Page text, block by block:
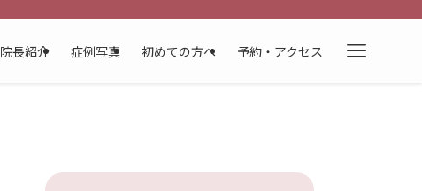
院長紹介 症例写真 初めての方へ 予約・アクセス